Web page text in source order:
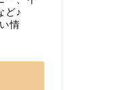
ど♪
情